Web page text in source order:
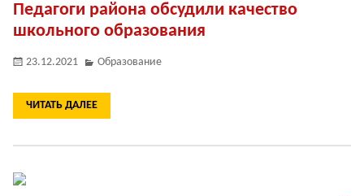
Педагоги района обсудили качество
школьного образования
23.12.2021 Образование
ЧИТАТЬ ДАЛЕЕ